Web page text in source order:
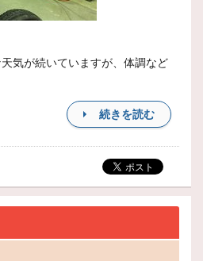
気が続いていますが、体調など
続きを読む